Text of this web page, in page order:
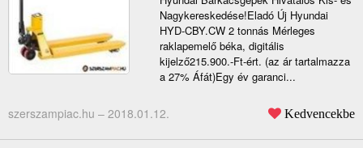
Nagykereskedése!Eladó Új Hyundai
HYD-CBY.CW 2 tonnás Mérleges
raklapemelő béka, digitális
kijelző215.900.-Ft-ért. (az ár tartalmazza
a 27% Áfát)Egy év garanci...
szerszampiac.hu – 2018.01.12. Kedvencekbe